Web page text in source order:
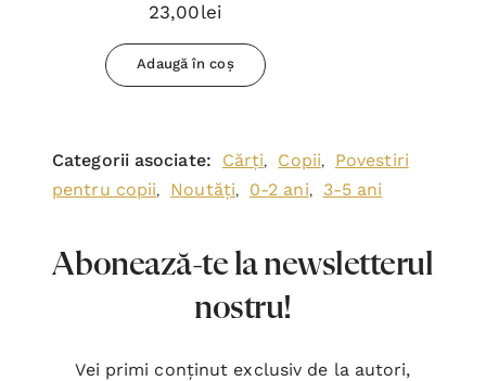
23,00lei
Adaugă în coș
Categorii asociate: Cărți, Copii,
Povestiri
pentru copii, Noutăți, 0-2 ani, 3-5 ani
Abonează-te la newsletterul
nostru!
Vei primi conținut exclusiv de la autori,